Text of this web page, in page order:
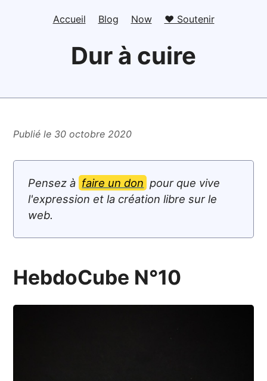
Accueil Blog Now ❤️ Soutenir
Dur à cuire
Publié le 30 octobre 2020
Pensez à faire un don pour que vive
l'expression et la création libre sur le
web.
HebdoCube N°10